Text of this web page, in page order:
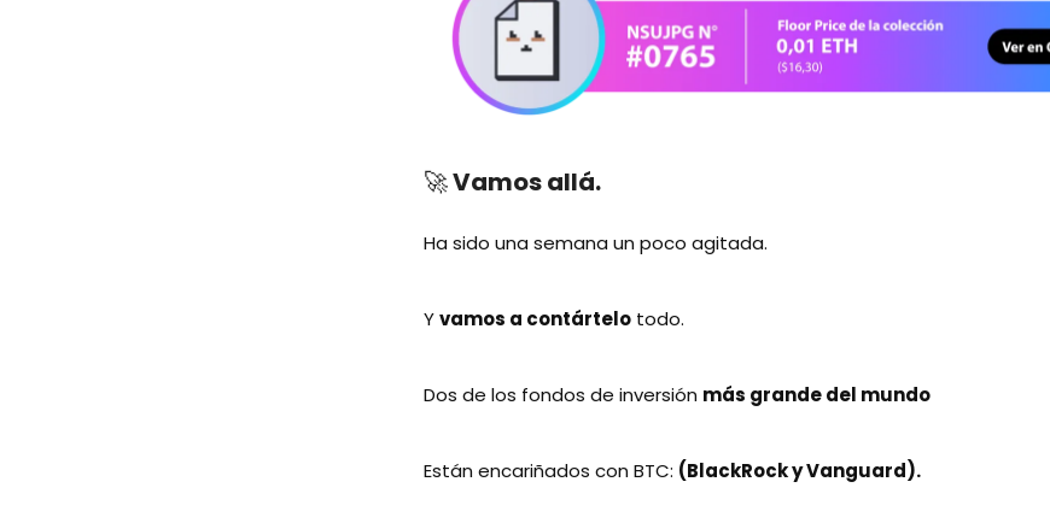
🚀Vamos allá.
Ha sido una semana un poco agitada.
Yvamos a contártelo todo.
Dos de los fondos de inversión más grande del mundo
Están encariñados con BTC: (BlackRock y Vanguard).